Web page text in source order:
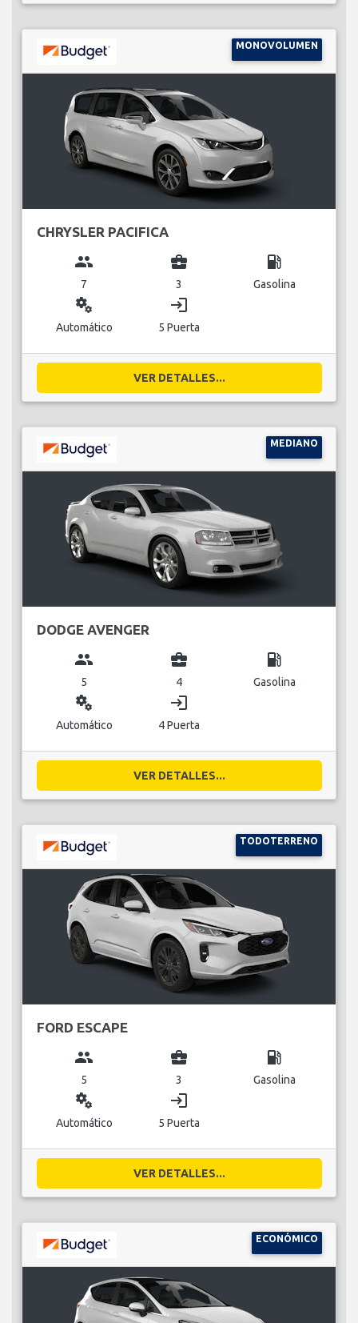
MONOVOLUMEN
CHRYSLER PACIFICA
group
7
business_center
3
local_gas_station
Gasolina
miscellaneous_services
Automático
login
5 Puerta
VER DETALLES...
MEDIANO
DODGE AVENGER
group
5
business_center
4
local_gas_station
Gasolina
miscellaneous_services
Automático
login
4 Puerta
VER DETALLES...
TODOTERRENO
FORD ESCAPE
group
5
business_center
3
local_gas_station
Gasolina
miscellaneous_services
Automático
login
5 Puerta
VER DETALLES...
ECONÓMICO